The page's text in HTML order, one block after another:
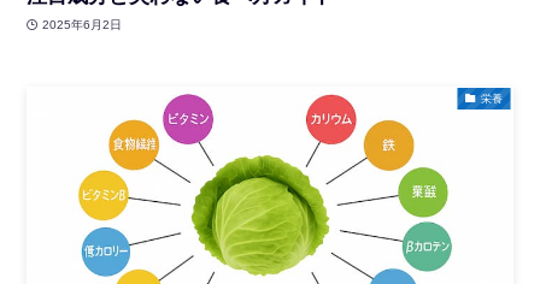
2025年6月2日
栄養